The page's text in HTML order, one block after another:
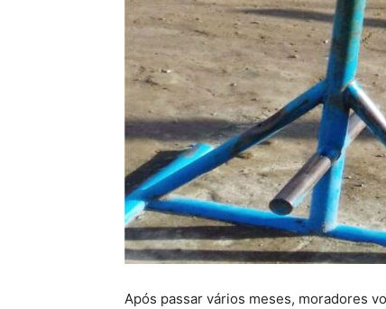
Após passar vários meses, moradores